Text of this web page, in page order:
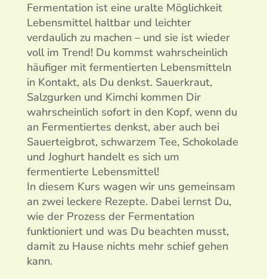
Fermentation ist eine uralte Möglichkeit
Lebensmittel haltbar und leichter
verdaulich zu machen – und sie ist wieder
voll im Trend! Du kommst wahrscheinlich
häufiger mit fermentierten Lebensmitteln
in Kontakt, als Du denkst. Sauerkraut,
Salzgurken und Kimchi kommen Dir
wahrscheinlich sofort in den Kopf, wenn du
an Fermentiertes denkst, aber auch bei
Sauerteigbrot, schwarzem Tee, Schokolade
und Joghurt handelt es sich um
fermentierte Lebensmittel!
In diesem Kurs wagen wir uns gemeinsam
an zwei leckere Rezepte. Dabei lernst Du,
wie der Prozess der Fermentation
funktioniert und was Du beachten musst,
damit zu Hause nichts mehr schief gehen
kann.